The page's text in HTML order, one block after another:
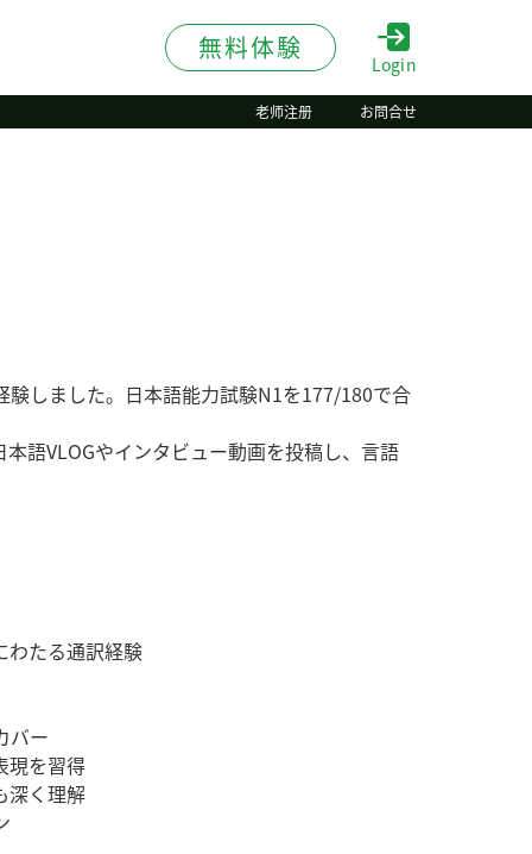
無料体験
Login
老师注册 お問合せ
しました。日本語能力試験N1を177/180で合
語VLOGやインタビュー動画を投稿し、言語
わたる通訳経験
バー
現を習得
深く理解